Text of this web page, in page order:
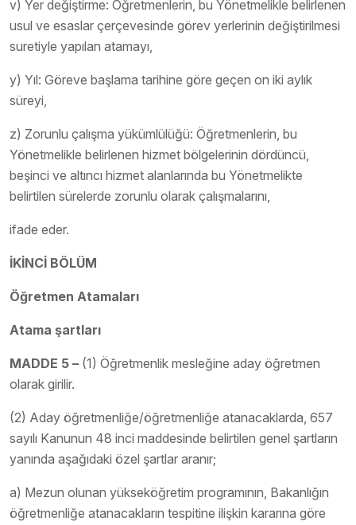
v) Yer değiştirme: Öğretmenlerin, bu Yönetmelikle belirlenen
usul ve esaslar çerçevesinde görev yerlerinin değiştirilmesi
suretiyle yapılan atamayı,
y) Yıl: Göreve başlama tarihine göre geçen on iki aylık
süreyi,
z) Zorunlu çalışma yükümlülüğü: Öğretmenlerin, bu
Yönetmelikle belirlenen hizmet bölgelerinin dördüncü,
beşinci ve altıncı hizmet alanlarında bu Yönetmelikte
belirtilen sürelerde zorunlu olarak çalışmalarını,
ifade eder.
İKİNCİ BÖLÜM
Öğretmen Atamaları
Atama şartları
MADDE 5 – (1) Öğretmenlik mesleğine aday öğretmen
olarak girilir.
(2) Aday öğretmenliğe/öğretmenliğe atanacaklarda, 657
sayılı Kanunun 48 inci maddesinde belirtilen genel şartların
yanında aşağıdaki özel şartlar aranır;
a) Mezun olunan yükseköğretim programının, Bakanlığın
öğretmenliğe atanacakların tespitine ilişkin kararına göre